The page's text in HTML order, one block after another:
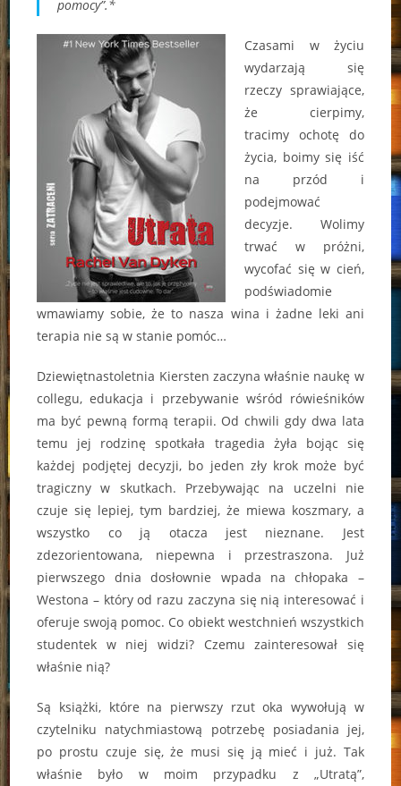
pomocy”.*
Czasami w życiu
wydarzają się
rzeczy sprawiające,
że cierpimy,
tracimy ochotę do
życia, boimy się iść
na przód i
podejmować
decyzje. Wolimy
trwać w próżni,
wycofać się w cień,
podświadomie
wmawiamy sobie, że to nasza wina i żadne leki ani
terapia nie są w stanie pomóc…
Dziewiętnastoletnia Kiersten zaczyna właśnie naukę w
collegu, edukacja i przebywanie wśród rówieśników
ma być pewną formą terapii. Od chwili gdy dwa lata
temu jej rodzinę spotkała tragedia żyła bojąc się
każdej podjętej decyzji, bo jeden zły krok może być
tragiczny w skutkach. Przebywając na uczelni nie
czuje się lepiej, tym bardziej, że miewa koszmary, a
wszystko co ją otacza jest nieznane. Jest
zdezorientowana, niepewna i przestraszona. Już
pierwszego dnia dosłownie wpada na chłopaka –
Westona – który od razu zaczyna się nią interesować i
oferuje swoją pomoc. Co obiekt westchnień wszystkich
studentek w niej widzi? Czemu zainteresował się
właśnie nią?
Są książki, które na pierwszy rzut oka wywołują w
czytelniku natychmiastową potrzebę posiadania jej,
po prostu czuje się, że musi się ją mieć i już. Tak
właśnie było w moim przypadku z „Utratą”,